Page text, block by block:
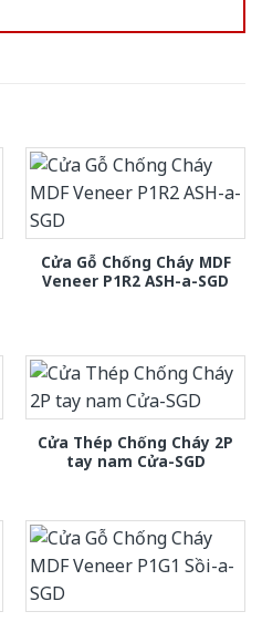
Cửa Gỗ Chống Cháy MDF
Veneer P1R2 ASH-a-SGD
Cửa Thép Chống Cháy 2P
tay nam Cửa-SGD